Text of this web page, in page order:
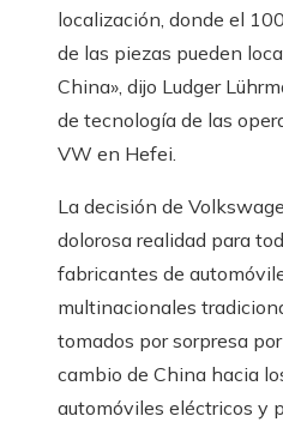
localización, donde el
de las piezas pueden
China», dijo Ludger
de tecnología de las
VW en Hefei.
La decisión de
dolorosa realidad para
fabricantes de
multinacionales
tomados por sorpresa
cambio de China hacia
automóviles eléctricos y